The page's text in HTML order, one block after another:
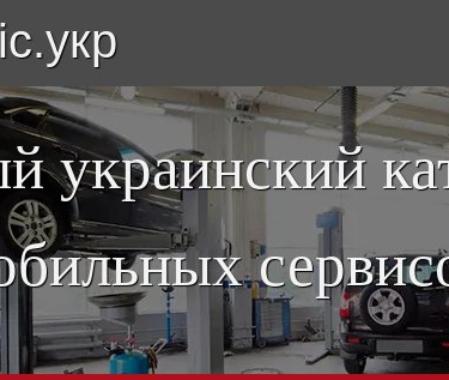
украинский